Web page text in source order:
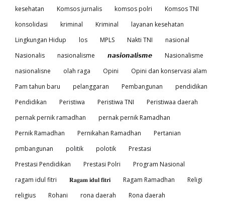
kesehatan Komsos jurnalis komsos polri
Komsos TNI
konsolidasi
kriminal Kriminal
layanan kesehatan
Lingkungan Hidup
los MPLS Nakti TNI
nasional
Nasionalis
nasionalisme 𝙣𝙖𝙨𝙞𝙤𝙣𝙖𝙡𝙞𝙨𝙢𝙚
Nasionalisme
nasionalisne
olah raga Opini
Opini dan konservasi alam
Pam tahun baru
pelanggaran Pembangunan
pendidikan
Pendidikan
Peristiwa Peristiwa TNI
Peristiwaa daerah
pernak pernik ramadhan
pernak pernik Ramadhan
Pernik Ramadhan
Pernikahan Ramadhan
Pertanian
pmbangunan
politik polotik
Prestasi
Prestasi Pendidikan
Prestasi Polri
Program Nasional
ragam idul fitri
𝐑𝐚𝐠𝐚𝐦 𝐢𝐝𝐮𝐥 𝐟𝐢𝐭𝐫𝐢 Ragam Ramadhan
Religi
religius
Rohani rona daerah
Rona daerah